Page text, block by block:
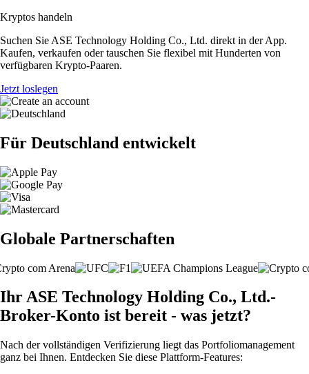
Kryptos handeln
Suchen Sie ASE Technology Holding Co., Ltd. direkt in der App.
Kaufen, verkaufen oder tauschen Sie flexibel mit Hunderten von
verfügbaren Krypto-Paaren.
Jetzt loslegen
Für Deutschland entwickelt
Globale Partnerschaften
Ihr ASE Technology Holding Co., Ltd.-
Broker-Konto ist bereit - was jetzt?
Nach der vollständigen Verifizierung liegt das Portfoliomanagement
ganz bei Ihnen. Entdecken Sie diese Plattform-Features: